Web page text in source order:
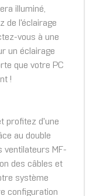
illuminé,
de l'éclairage
vous à une
un éclairage
que votre PC
!
profitez d'une
au double
ventilateurs MF-
des câbles et
système
configuration